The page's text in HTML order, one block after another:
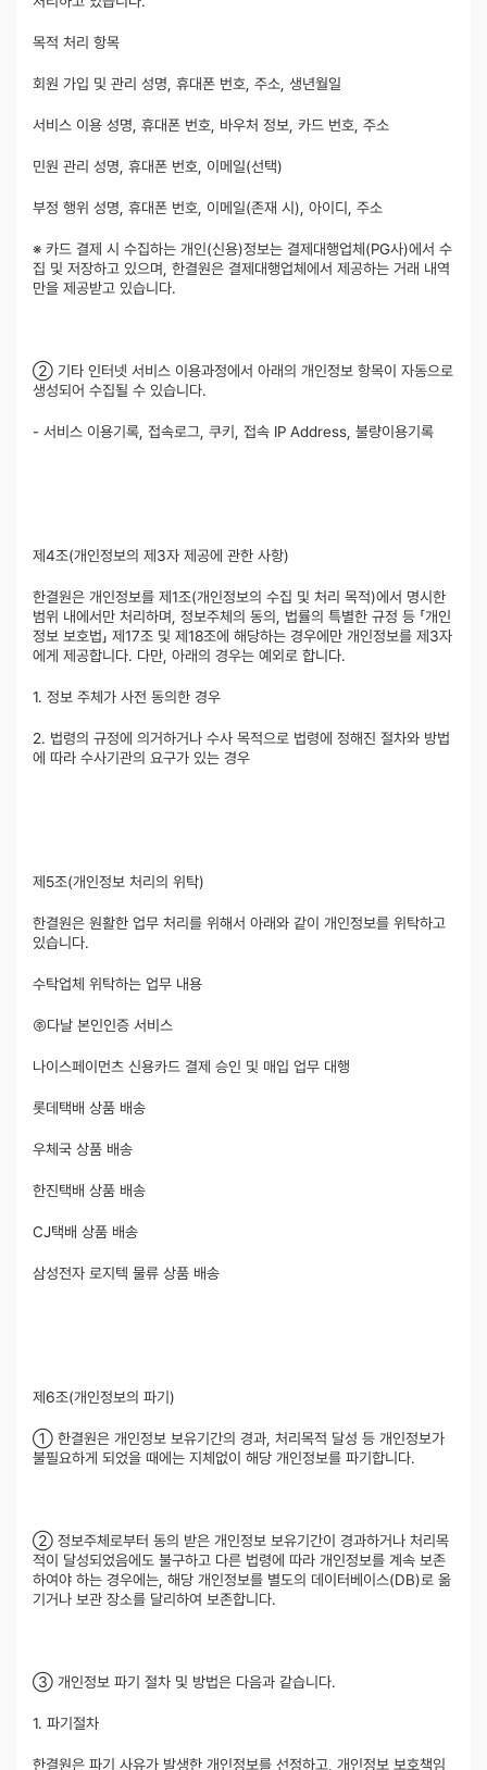
목적 처리 항목
회원 가입 및 관리 성명, 휴대폰 번호, 주소, 생년월일
서비스 이용 성명, 휴대폰 번호, 바우처 정보, 카드 번호, 주소
민원 관리 성명, 휴대폰 번호, 이메일(선택)
부정 행위 성명, 휴대폰 번호, 이메일(존재 시), 아이디, 주소
※ 카드 결제 시 수집하는 개인(신용)정보는 결제대행업체(PG사)에서 수
집 및 저장하고 있으며, 한결원은 결제대행업체에서 제공하는 거래 내역
만을 제공받고 있습니다.
② 기타 인터넷 서비스 이용과정에서 아래의 개인정보 항목이 자동으로
생성되어 수집될 수 있습니다.
- 서비스 이용기록, 접속로그, 쿠키, 접속 IP Address, 불량이용기록
제4조(개인정보의 제3자 제공에 관한 사항)
한결원은 개인정보를 제1조(개인정보의 수집 및 처리 목적)에서 명시한
범위 내에서만 처리하며, 정보주체의 동의, 법률의 특별한 규정 등 「개인
정보 보호법」 제17조 및 제18조에 해당하는 경우에만 개인정보를 제3자
에게 제공합니다. 다만, 아래의 경우는 예외로 합니다.
1. 정보 주체가 사전 동의한 경우
2. 법령의 규정에 의거하거나 수사 목적으로 법령에 정해진 절차와 방법
에 따라 수사기관의 요구가 있는 경우
제5조(개인정보 처리의 위탁)
한결원은 원활한 업무 처리를 위해서 아래와 같이 개인정보를 위탁하고
있습니다.
수탁업체 위탁하는 업무 내용
㈜다날 본인인증 서비스
나이스페이먼츠 신용카드 결제 승인 및 매입 업무 대행
롯데택배 상품 배송
우체국 상품 배송
한진택배 상품 배송
CJ택배 상품 배송
삼성전자 로지텍 물류 상품 배송
제6조(개인정보의 파기)
① 한결원은 개인정보 보유기간의 경과, 처리목적 달성 등 개인정보가
불필요하게 되었을 때에는 지체없이 해당 개인정보를 파기합니다.
② 정보주체로부터 동의 받은 개인정보 보유기간이 경과하거나 처리목
적이 달성되었음에도 불구하고 다른 법령에 따라 개인정보를 계속 보존
하여야 하는 경우에는, 해당 개인정보를 별도의 데이터베이스(DB)로 옮
기거나 보관 장소를 달리하여 보존합니다.
③ 개인정보 파기 절차 및 방법은 다음과 같습니다.
1. 파기절차
한결원은 파기 사유가 발생한 개인정보를 선정하고, 개인정보 보호책임